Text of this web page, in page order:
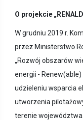
O projekcie
W grudniu 2019 r.
przez Ministerstwo
„Rozwój obszarów
energii - Renew(able)
udzieleniu wsparcia
utworzenia
terenie